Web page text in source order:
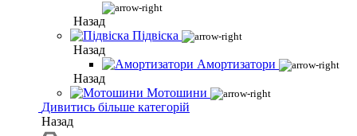
Назад
Підвіска
Назад
Амортизатори
Назад
Мотошини
Дивитись більше категорій
Назад